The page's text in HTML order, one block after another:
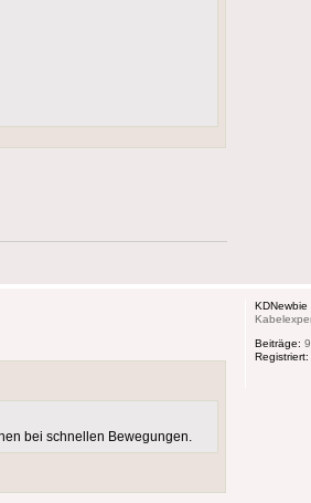
KDNewbie
Beiträge:
Registriert:
bei schnellen Bewegungen.